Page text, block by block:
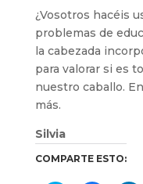
¿Vosotros hacéis
problemas de
la cabezada
para valorar si es
nuestro caballo.
más.
Silvia
COMPARTE ESTO: